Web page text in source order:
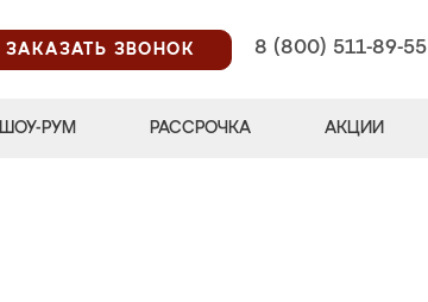
ЗАКАЗАТЬ ЗВОНОК
8 (800) 511-89-55
ШОУ-РУМ РАССРОЧКА АКЦИИ